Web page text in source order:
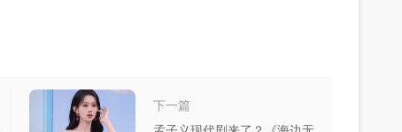
下一篇